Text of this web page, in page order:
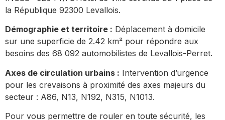
la République 92300 Levallois.
Démographie et territoire : Déplacement à domicile
sur une superficie de 2.42 km² pour répondre aux
besoins des 68 092 automobilistes de Levallois-Perret.
Axes de circulation urbains : Intervention d’urgence
pour les crevaisons à proximité des axes majeurs du
secteur : A86, N13, N192, N315, N1013.
Pour vous permettre de rouler en toute sécurité, les